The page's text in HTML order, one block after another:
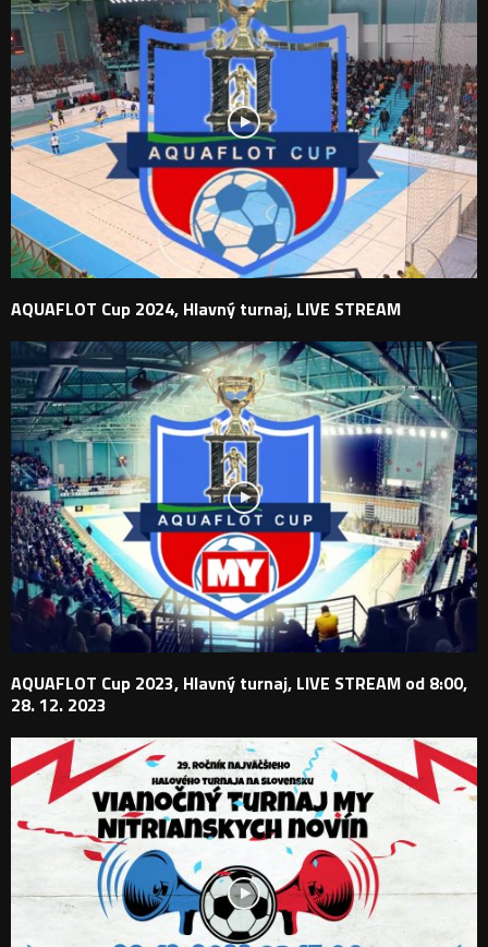
AQUAFLOT Cup 2024, Hlavný turnaj, LIVE STREAM
AQUAFLOT Cup 2023, Hlavný turnaj, LIVE STREAM od 8:00,
28. 12. 2023